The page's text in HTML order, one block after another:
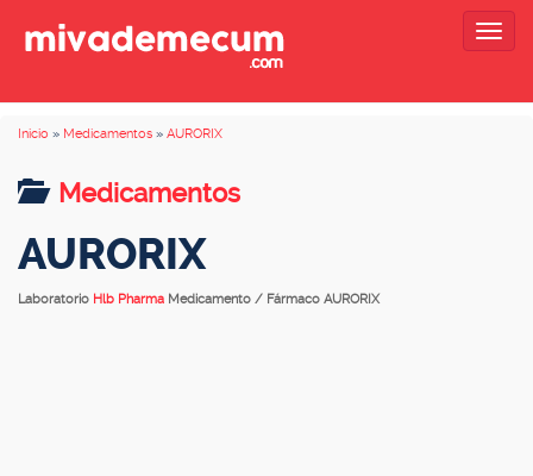
Inicio » Medicamentos » AURORIX
Medicamentos
AURORIX
Laboratorio Hlb Pharma Medicamento / Fármaco AURORIX